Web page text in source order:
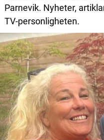
Parnevik. Nyheter,
TV-personligheten.